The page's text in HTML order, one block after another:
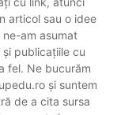
articol sau o idee
am asumat
publicațiile cu
fel. Ne bucurăm
și suntem
de a cita sursa